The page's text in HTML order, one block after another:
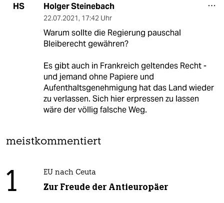
HS Holger Steinebach
22.07.2021, 17:42 Uhr
Warum sollte die Regierung pauschal
Bleiberecht gewähren?
Es gibt auch in Frankreich geltendes Recht -
und jemand ohne Papiere und
Aufenthaltsgenehmigung hat das Land wieder
zu verlassen. Sich hier erpressen zu lassen
wäre der völlig falsche Weg.
meistkommentiert
1 EU nach Ceuta
Zur Freude der Antieuropäer